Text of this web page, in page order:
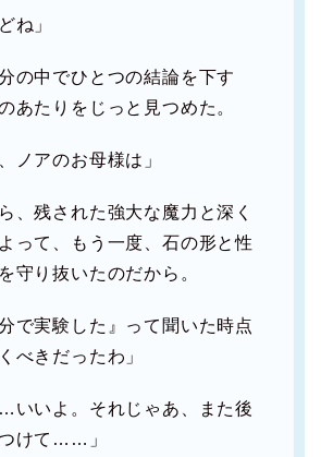
ね」
の中でひとつの結論を下す
あたりをじっと見つめた。
ノアのお母様は」
、残された強大な魔力と深く
って、もう一度、石の形と性
守り抜いたのだから。
で実験した』って聞いた時点
べきだったわ」
いいよ。それじゃあ、また後
けて……」